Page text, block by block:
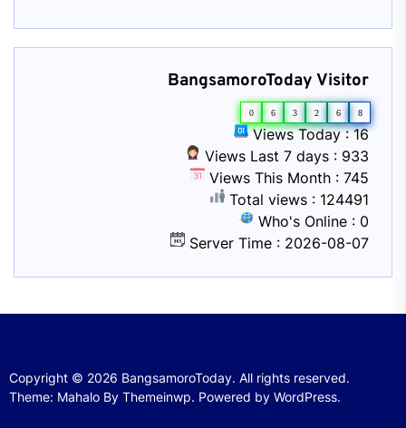
BangsamoroToday Visitor
0 6 3 2 6 8
Views Today : 16
Views Last 7 days : 933
Views This Month : 745
Total views : 124491
Who's Online : 0
Server Time : 2026-08-07
Copyright © 2026 BangsamoroToday. All rights reserved.
Theme: Mahalo By Themeinwp. Powered by WordPress.